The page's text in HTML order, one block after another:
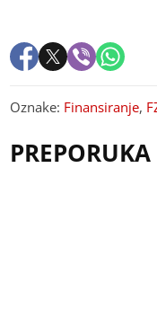
Oznake: Finansiranje,